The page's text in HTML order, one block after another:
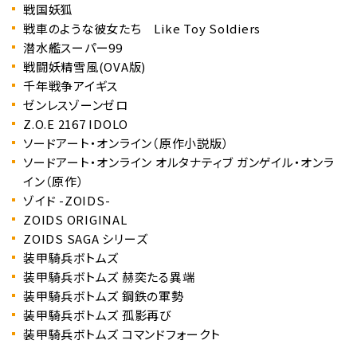
戦国妖狐
戦車のような彼女たち Like Toy Soldiers
潜水艦スーパー99
戦闘妖精雪風(OVA版)
千年戦争アイギス
ゼンレスゾーンゼロ
Z.O.E 2167 IDOLO
ソードアート・オンライン（原作小説版）
ソードアート・オンライン オルタナティブ ガンゲイル・オンラ
イン（原作）
ゾイド -ZOIDS-
ZOIDS ORIGINAL
ZOIDS SAGA シリーズ
装甲騎兵ボトムズ
装甲騎兵ボトムズ 赫奕たる異端
装甲騎兵ボトムズ 鋼鉄の軍勢
装甲騎兵ボトムズ 孤影再び
装甲騎兵ボトムズ コマンドフォークト